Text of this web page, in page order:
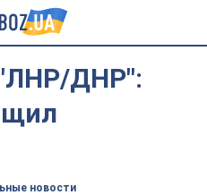
"ЛНР/ДНР":
новости